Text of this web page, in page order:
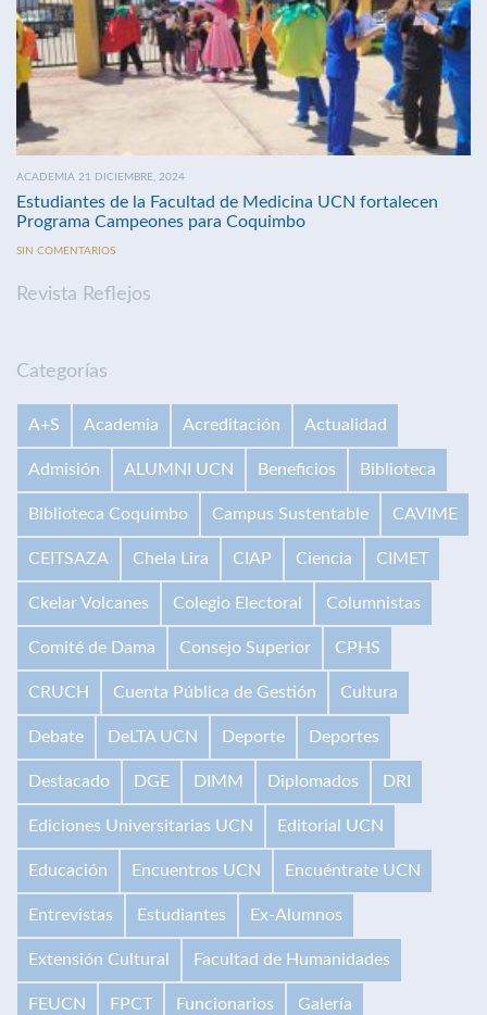
ACADEMIA 21 DICIEMBRE, 2024
Estudiantes de la Facultad de Medicina UCN fortalecen
Programa Campeones para Coquimbo
SIN COMENTARIOS
Revista Reflejos
Categorías
A+S Academia Acreditación Actualidad
Admisión ALUMNI UCN Beneficios Biblioteca
Biblioteca Coquimbo Campus Sustentable CAVIME
CEITSAZA Chela Lira CIAP Ciencia CIMET
Ckelar Volcanes Colegio Electoral Columnistas
Comité de Dama Consejo Superior CPHS
CRUCH Cuenta Pública de Gestión Cultura
Debate DeLTA UCN Deporte Deportes
Destacado DGE DIMM Diplomados DRI
Ediciones Universitarias UCN Editorial UCN
Educación Encuentros UCN Encuéntrate UCN
Entrevistas Estudiantes Ex-Alumnos
Extensión Cultural Facultad de Humanidades
FEUCN FPCT Funcionarios Galería